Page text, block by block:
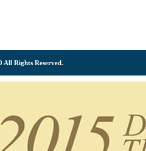
Rights Reserved.